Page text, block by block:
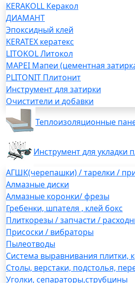
KERAKOLL Керакол
ДИАМАНТ
Эпоксидный клей
KERATEX кератекс
LITOKOL Литокол
MAPEI Мапеи (цементная
PLITONIT Плитонит
Инструмент для затирки
Очистители и добавки
Теплоизоляционные
Инструмент для укладки
АГШК(черепашки) / тарелки /
Алмазные диски
Алмазные коронки/ фрезы
Гребенки, шпателя , клей бокс
Плиткорезы / запчасти /
Присоски / вибраторы
Пылеотводы
Система выравнивания плитки,
Столы, верстаки, подстолья,
Уголки, сепараторы,струбцины